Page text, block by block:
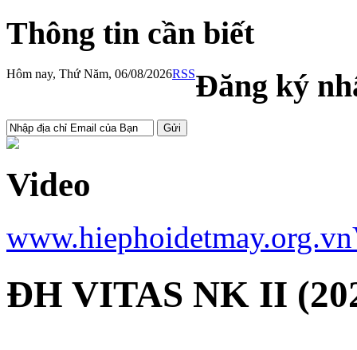
Thông tin cần biết
Hôm nay, Thứ Năm, 06/08/2026RSSĐăng ký
Video
www.hiephoidetmay.org.vn
ĐH VITAS NK II